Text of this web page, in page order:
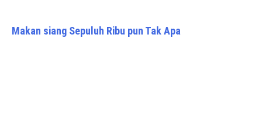
Makan siang Sepuluh Ribu pun Tak Apa